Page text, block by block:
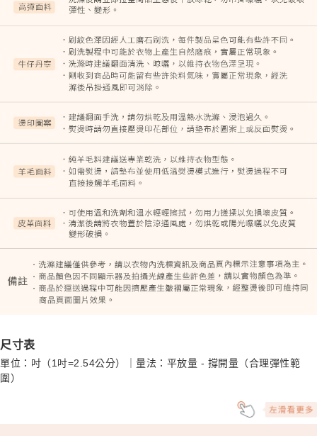
尺寸表
單位：吋（1吋=2.54公分）｜量法：平放量 - 撐開量（合理彈性範
圍）